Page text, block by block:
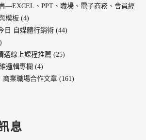
—EXCEL、PPT、職場、電子商務、會員經
模板 (4)
日 自媒體行銷術 (44)
選線上課程推薦 (25)
邏輯專欄 (4)
商業職場合作文章 (161)
息